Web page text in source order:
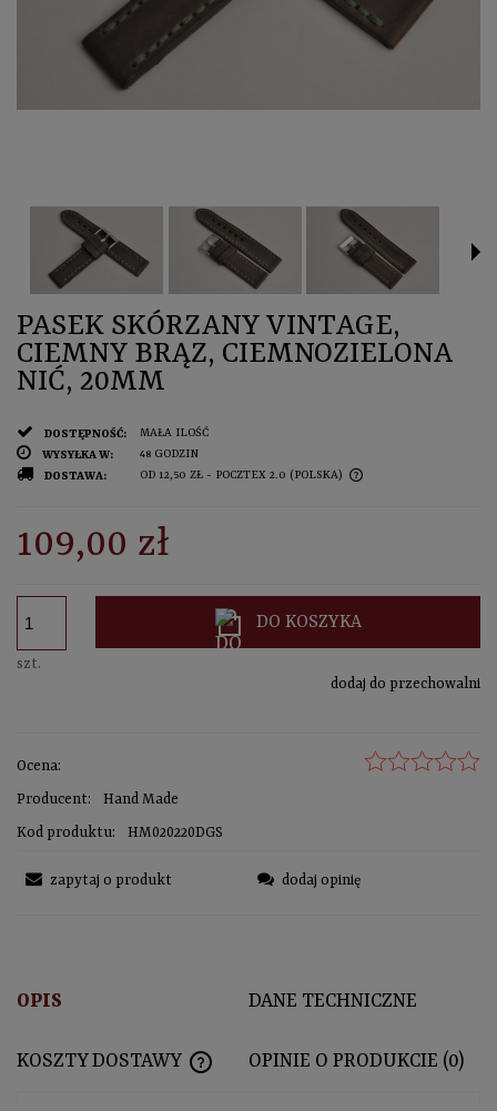
PASEK SKÓRZANY VINTAGE,
CIEMNY BRĄZ, CIEMNOZIELONA
NIĆ, 20MM
DOSTĘPNOŚĆ:
MAŁA ILOŚĆ
WYSYŁKA W:
48 GODZIN
DOSTAWA:
OD 12,50 ZŁ - POCZTEX 2.0 (POLSKA)
109,00 zł
szt.
DO KOSZYKA
dodaj do przechowalni
Ocena:
Producent:
Hand Made
Kod produktu:
HM020220DGS
zapytaj o produkt dodaj opinię
OPIS DANE TECHNICZNE
KOSZTY DOSTAWY OPINIE O PRODUKCIE (0)